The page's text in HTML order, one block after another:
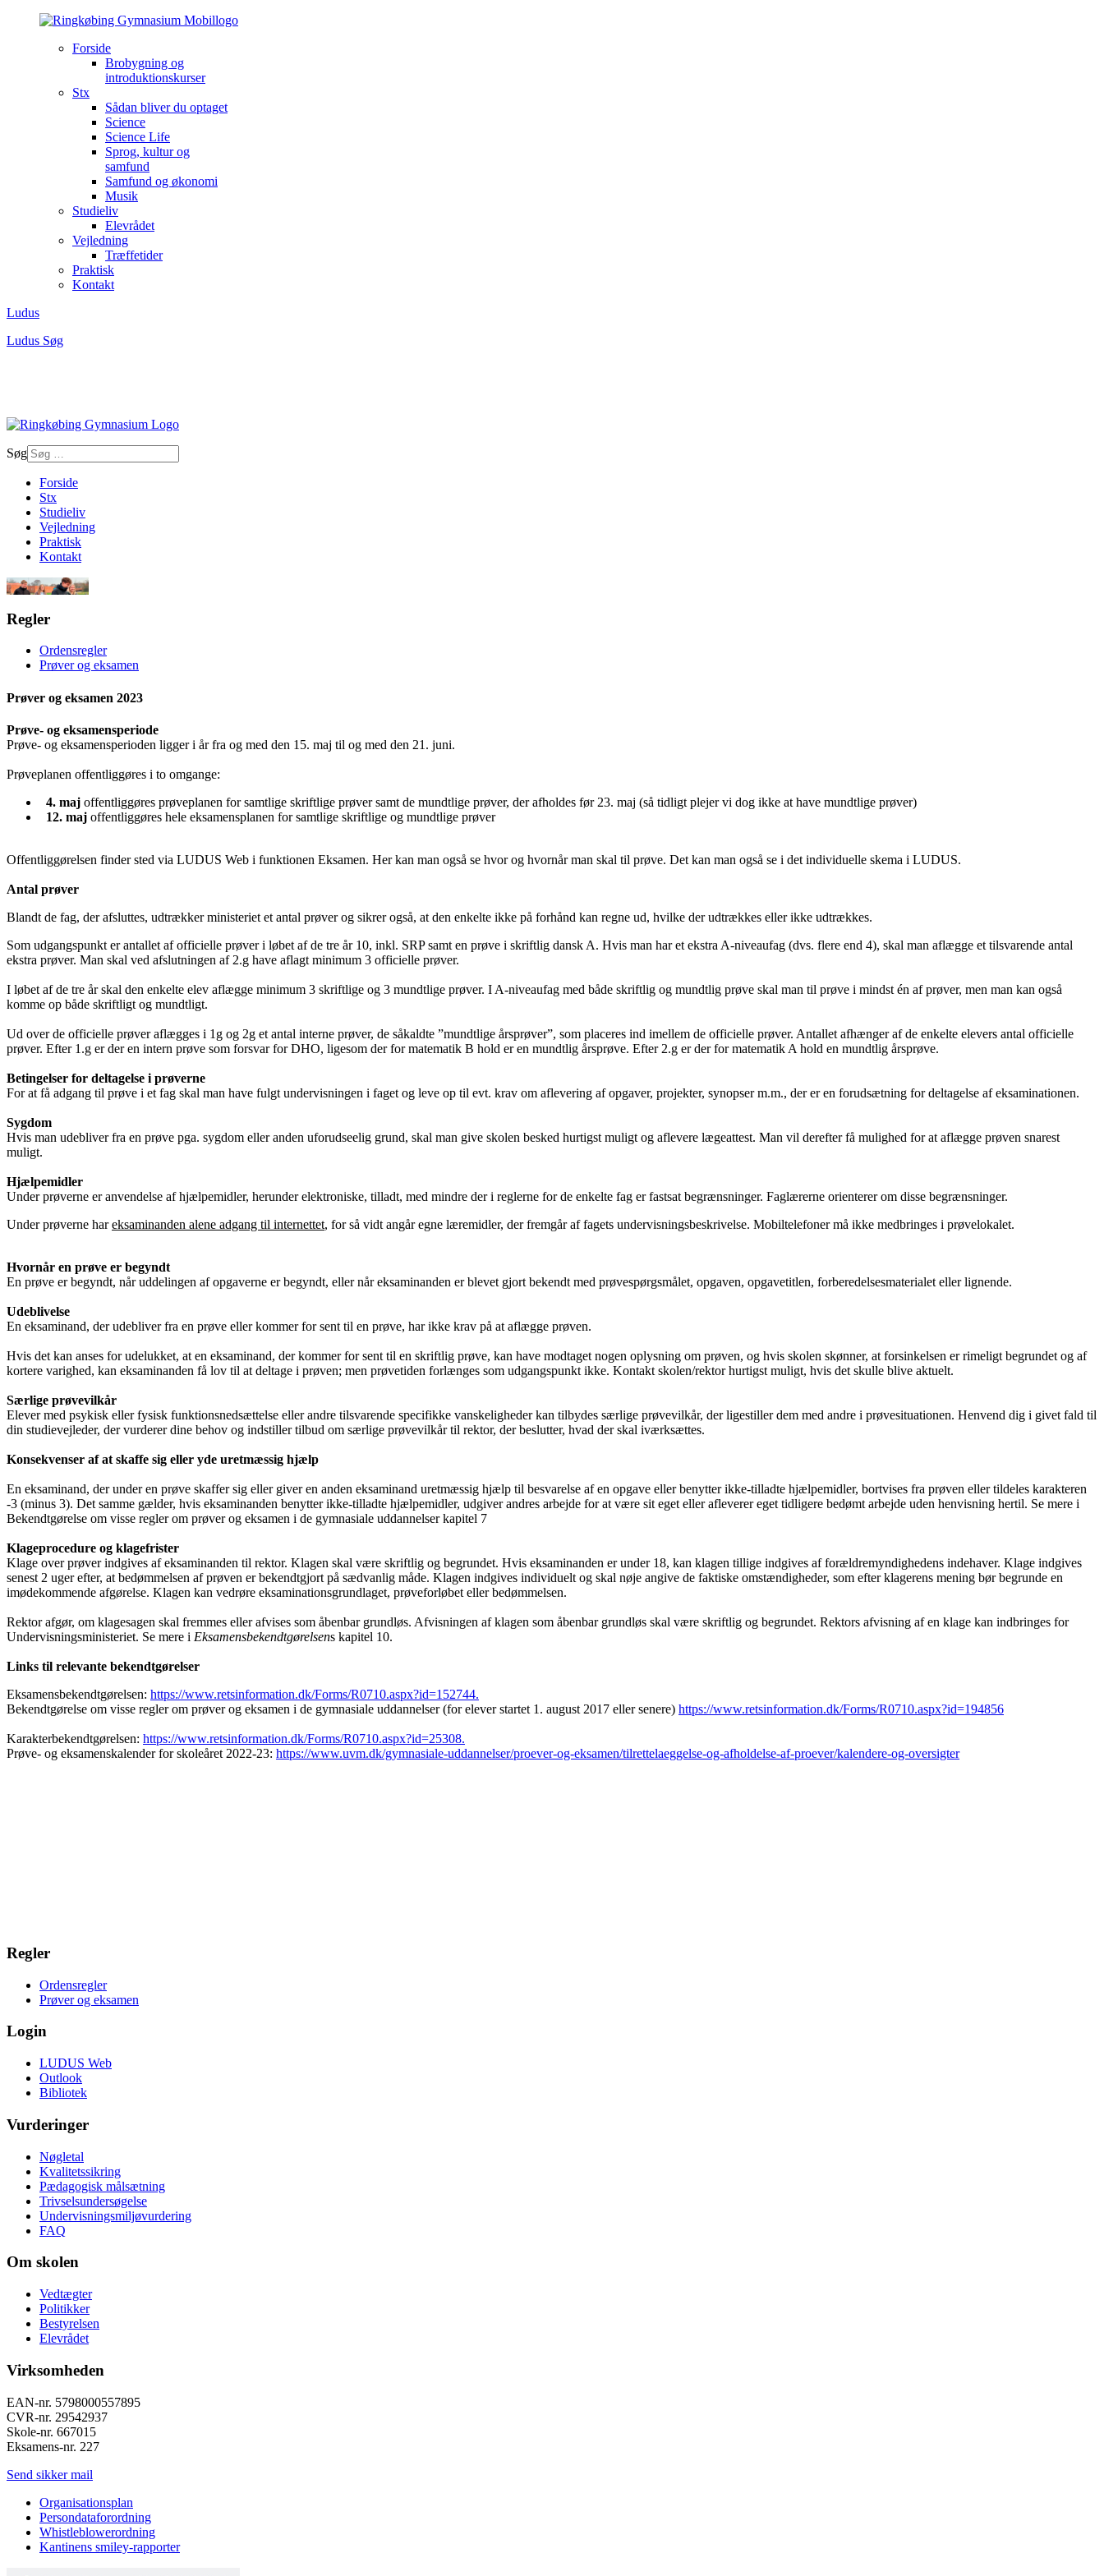
Forside
Brobygning og
introduktionskurser
Stx
Sådan bliver du optaget
Science
Science Life
Sprog, kultur og
samfund
Samfund og økonomi
Musik
Studieliv
Elevrådet
Vejledning
Træffetider
Praktisk
Kontakt
Ludus
Ludus Søg
Søg
Forside
Stx
Studieliv
Vejledning
Praktisk
Kontakt
Regler
Ordensregler
Prøver og eksamen
Prøver og eksamen 2023
Prøve- og eksamensperiode
Prøve- og eksamensperioden ligger i år fra og med den 15. maj til og med den 21. juni.
Prøveplanen offentliggøres i to omgange:
4. maj offentliggøres prøveplanen for samtlige skriftlige prøver samt de mundtlige prøver, der afholdes før 23. maj (så tidligt plejer vi dog ikke at have mundtlige prøver)
12. maj offentliggøres hele eksamensplanen for samtlige skriftlige og mundtlige prøver
Offentliggørelsen finder sted via LUDUS Web i funktionen Eksamen. Her kan man også se hvor og hvornår man skal til prøve. Det kan man også se i det individuelle skema i LUDUS.
Antal prøver
Blandt de fag, der afsluttes, udtrækker ministeriet et antal prøver og sikrer også, at den enkelte ikke på forhånd kan regne ud, hvilke der udtrækkes eller ikke udtrækkes.
Som udgangspunkt er antallet af officielle prøver i løbet af de tre år 10, inkl. SRP samt en prøve i skriftlig dansk A. Hvis man har et ekstra A-niveaufag (dvs. flere end 4), skal man aflægge et tilsvarende antal
ekstra prøver. Man skal ved afslutningen af 2.g have aflagt minimum 3 officielle prøver.
I løbet af de tre år skal den enkelte elev aflægge minimum 3 skriftlige og 3 mundtlige prøver. I A-niveaufag med både skriftlig og mundtlig prøve skal man til prøve i mindst én af prøver, men man kan også
komme op både skriftligt og mundtligt.
Ud over de officielle prøver aflægges i 1g og 2g et antal interne prøver, de såkaldte ”mundtlige årsprøver”, som placeres ind imellem de officielle prøver. Antallet afhænger af de enkelte elevers antal officielle
prøver. Efter 1.g er der en intern prøve som forsvar for DHO, ligesom der for matematik B hold er en mundtlig årsprøve. Efter 2.g er der for matematik A hold en mundtlig årsprøve.
Betingelser for deltagelse i prøverne
For at få adgang til prøve i et fag skal man have fulgt undervisningen i faget og leve op til evt. krav om aflevering af opgaver, projekter, synopser m.m., der er en forudsætning for deltagelse af eksaminationen.
Sygdom
Hvis man udebliver fra en prøve pga. sygdom eller anden uforudseelig grund, skal man give skolen besked hurtigst muligt og aflevere lægeattest. Man vil derefter få mulighed for at aflægge prøven snarest
muligt.
Hjælpemidler
Under prøverne er anvendelse af hjælpemidler, herunder elektroniske, tilladt, med mindre der i reglerne for de enkelte fag er fastsat begrænsninger. Faglærerne orienterer om disse begrænsninger.
Under prøverne hareksaminanden alene adgang til internettet, for så vidt angår egne læremidler, der fremgår af fagets undervisningsbeskrivelse. Mobiltelefoner må ikke medbringes i prøvelokalet.
Hvornår en prøve er begyndt
En prøve er begyndt, når uddelingen af opgaverne er begyndt, eller når eksaminanden er blevet gjort bekendt med prøvespørgsmålet, opgaven, opgavetitlen, forberedelsesmaterialet eller lignende.
Udeblivelse
En eksaminand, der udebliver fra en prøve eller kommer for sent til en prøve, har ikke krav på at aflægge prøven.
Hvis det kan anses for udelukket, at en eksaminand, der kommer for sent til en skriftlig prøve, kan have modtaget nogen oplysning om prøven, og hvis skolen skønner, at forsinkelsen er rimeligt begrundet og af
kortere varighed, kan eksaminanden få lov til at deltage i prøven; men prøvetiden forlænges som udgangspunkt ikke. Kontakt skolen/rektor hurtigst muligt, hvis det skulle blive aktuelt.
Særlige prøvevilkår
Elever med psykisk eller fysisk funktionsnedsættelse eller andre tilsvarende specifikke vanskeligheder kan tilbydes særlige prøvevilkår, der ligestiller dem med andre i prøvesituationen. Henvend dig i givet fald til
din studievejleder, der vurderer dine behov og indstiller tilbud om særlige prøvevilkår til rektor, der beslutter, hvad der skal iværksættes.
Konsekvenser af at skaffe sig eller yde uretmæssig hjælp
En eksaminand, der under en prøve skaffer sig eller giver en anden eksaminand uretmæssig hjælp til besvarelse af en opgave eller benytter ikke-tilladte hjælpemidler, bortvises fra prøven eller tildeles karakteren
-3 (minus 3). Det samme gælder, hvis eksaminanden benytter ikke-tilladte hjælpemidler, udgiver andres arbejde for at være sit eget eller afleverer eget tidligere bedømt arbejde uden henvisning hertil. Se mere i
Bekendtgørelse om visse regler om prøver og eksamen i de gymnasiale uddannelser kapitel 7
Klageprocedure og klagefrister
Klage over prøver indgives af eksaminanden til rektor. Klagen skal være skriftlig og begrundet. Hvis eksaminanden er under 18, kan klagen tillige indgives af forældremyndighedens indehaver. Klage indgives
senest 2 uger efter, at bedømmelsen af prøven er bekendtgjort på sædvanlig måde. Klagen indgives individuelt og skal nøje angive de faktiske omstændigheder, som efter klagerens mening bør begrunde en
imødekommende afgørelse. Klagen kan vedrøre eksaminationsgrundlaget, prøveforløbet eller bedømmelsen.
Rektor afgør, om klagesagen skal fremmes eller afvises som åbenbar grundløs. Afvisningen af klagen som åbenbar grundløs skal være skriftlig og begrundet. Rektors afvisning af en klage kan indbringes for
Undervisningsministeriet. Se mere i Eksamensbekendtgørelsens kapitel 10.
Links til relevante bekendtgørelser
Eksamensbekendtgørelsen: https://www.retsinformation.dk/Forms/R0710.aspx?id=152744.
Bekendtgørelse om visse regler om prøver og eksamen i de gymnasiale uddannelser (for elever startet 1. august 2017 eller senere) https://www.retsinformation.dk/Forms/R0710.aspx?id=194856
Karakterbekendtgørelsen: https://www.retsinformation.dk/Forms/R0710.aspx?id=25308.
Prøve- og eksamenskalender for skoleåret 2022-23: https://www.uvm.dk/gymnasiale-uddannelser/proever-og-eksamen/tilrettelaeggelse-og-afholdelse-af-proever/kalendere-og-oversigter
Regler
Ordensregler
Prøver og eksamen
Login
LUDUS Web
Outlook
Bibliotek
Vurderinger
Nøgletal
Kvalitetssikring
Pædagogisk målsætning
Trivselsundersøgelse
Undervisningsmiljøvurdering
FAQ
Om skolen
Vedtægter
Politikker
Bestyrelsen
Elevrådet
Virksomheden
EAN-nr. 5798000557895
CVR-nr. 29542937
Skole-nr. 667015
Eksamens-nr. 227
Send sikker mail
Organisationsplan
Persondataforordning
Whistleblowerordning
Kantinens smiley-rapporter